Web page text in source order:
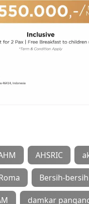
AHSRIC
Bersih-bersih
damkar